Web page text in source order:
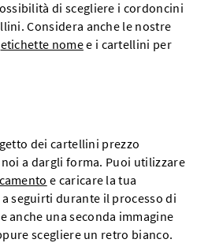
di scegliere i cordoncini
Considera anche le nostre
etichette nomee i cartellini per
dei cartellini prezzo
a dargli forma. Puoi utilizzare
e caricare la tua
seguirti durante il processo di
anche una seconda immagine
scegliere un retro bianco.